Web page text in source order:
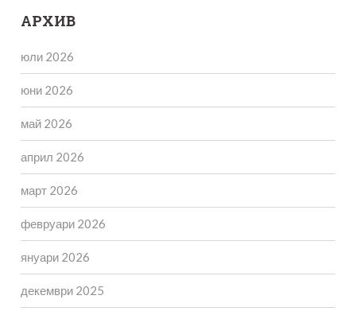
АРХИВ
юли 2026
юни 2026
май 2026
април 2026
март 2026
февруари 2026
януари 2026
декември 2025